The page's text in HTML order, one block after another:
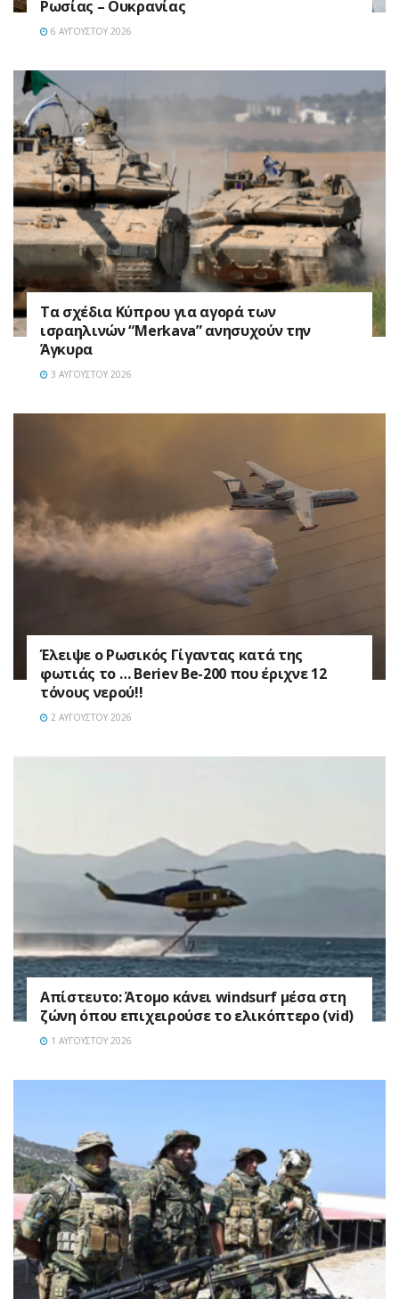
Ρωσίας – Ουκρανίας
6 ΑΥΓΟΎΣΤΟΥ 2026
Τα σχέδια Κύπρου για αγορά των
ισραηλινών “Merkava” ανησυχούν την
Άγκυρα
3 ΑΥΓΟΎΣΤΟΥ 2026
Έλειψε ο Ρωσικός Γίγαντας κατά της
φωτιάς το … Beriev Be-200 που έριχνε 12
τόνους νερού!!
2 ΑΥΓΟΎΣΤΟΥ 2026
Απίστευτο: Άτομο κάνει windsurf μέσα στη
ζώνη όπου επιχειρούσε το ελικόπτερο (vid)
1 ΑΥΓΟΎΣΤΟΥ 2026